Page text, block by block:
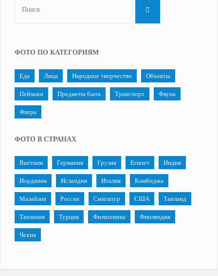
ПОИСК
ФОТО ПО КАТЕГОРИЯМ
Еда Лица Народное творчество Объекты
Пейзажи Предметы быта Транспорт Фауна
Флора
ФОТО В СТРАНАХ
Вьетнам Германия Грузия Египет Индия
Иордания Исландия Италия Камбоджа
Малайзия Россия Сингапур США Таиланд
Танзания Турция Филиппины Финляндия
Чехия